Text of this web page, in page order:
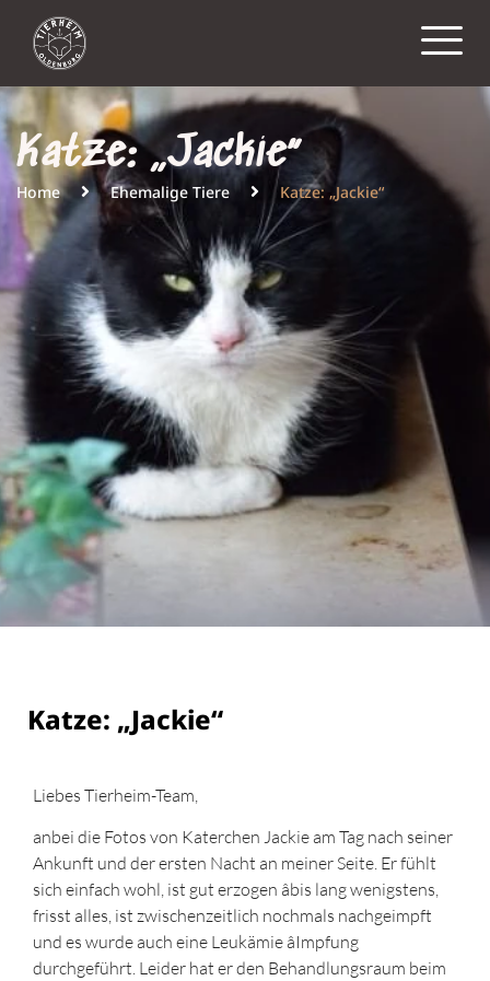
Katze: „Jackie“
Home Ehemalige Tiere Katze: „Jackie“
Katze: „Jackie“
Liebes Tierheim-Team,
anbei die Fotos von Katerchen Jackie am Tag nach seiner
Ankunft und der ersten Nacht an meiner Seite. Er fühlt
sich einfach wohl, ist gut erzogen âbis lang wenigstens,
frisst alles, ist zwischenzeitlich nochmals nachgeimpft
und es wurde auch eine Leukämie âImpfung
durchgeführt. Leider hat er den Behandlungsraum beim